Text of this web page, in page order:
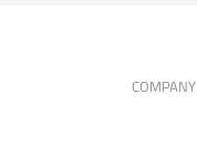
COMPANY